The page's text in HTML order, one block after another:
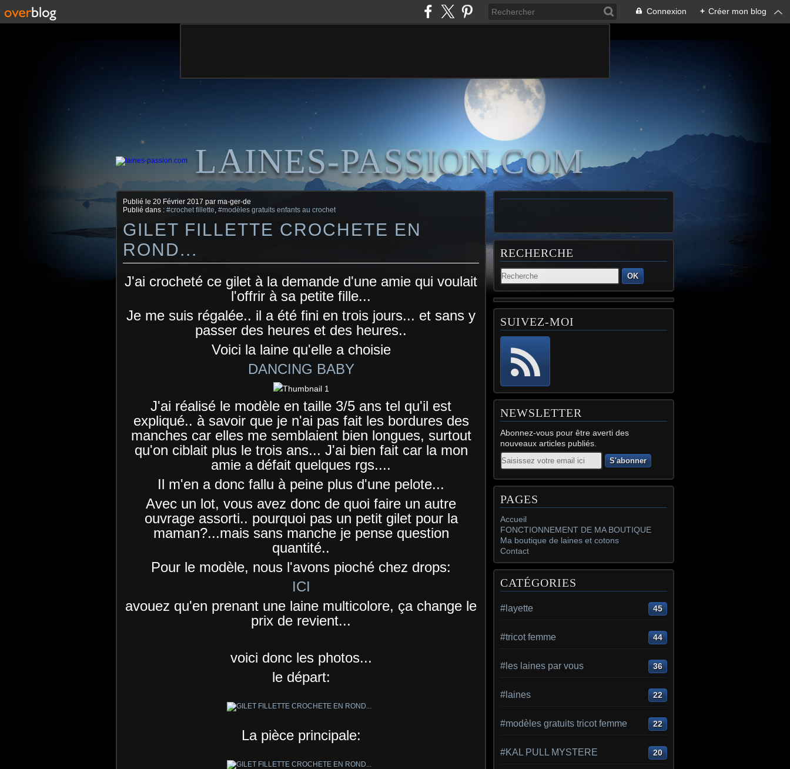
Connexion + Créer mon blog
LAINES-PASSION.COM
Publié le 20 Février 2017 par ma-ger-de
Publié dans : #crochet fillette, #modèles gratuits enfants au crochet
GILET FILLETTE CROCHETE EN
ROND...
J'ai crocheté ce gilet à la demande d'une amie qui voulait
l'offrir à sa petite fille...
Je me suis régalée.. il a été fini en trois jours... et sans y
passer des heures et des heures..
Voici la laine qu'elle a choisie
DANCING BABY
J'ai réalisé le modèle en taille 3/5 ans tel qu'il est
expliqué.. à savoir que je n'ai pas fait les bordures des
manches car elles me semblaient bien longues, surtout
qu'on ciblait plus le trois ans... J'ai bien fait car la mon
amie a défait quelques rgs....
Il m'en a donc fallu à peine plus d'une pelote...
Avec un lot, vous avez donc de quoi faire un autre
ouvrage assorti.. pourquoi pas un petit gilet pour la
maman?...mais sans manche je pense question
quantité..
Pour le modèle, nous l'avons pioché chez drops:
ICI
avouez qu'en prenant une laine multicolore, ça change le
prix de revient...
voici donc les photos...
le départ:
La pièce principale:
RECHERCHE
OK
SUIVEZ-MOI
NEWSLETTER
Abonnez-vous pour être averti des
nouveaux articles publiés.
Email
PAGES
Accueil
FONCTIONNEMENT DE MA BOUTIQUE
Ma boutique de laines et cotons
Contact
CATÉGORIES
#layette 45
#tricot femme 44
#les laines par vous 36
#laines 22
#modèles gratuits tricot femme 22
#KAL PULL MYSTERE 20